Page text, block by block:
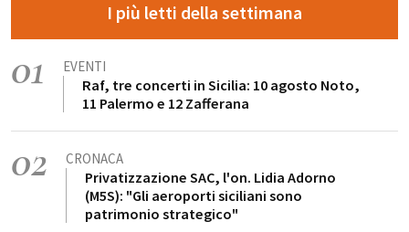
I più letti della settimana
01 EVENTI
Raf, tre concerti in Sicilia: 10 agosto Noto,
11 Palermo e 12 Zafferana
02 CRONACA
Privatizzazione SAC, l'on. Lidia Adorno
(M5S): "Gli aeroporti siciliani sono
patrimonio strategico"